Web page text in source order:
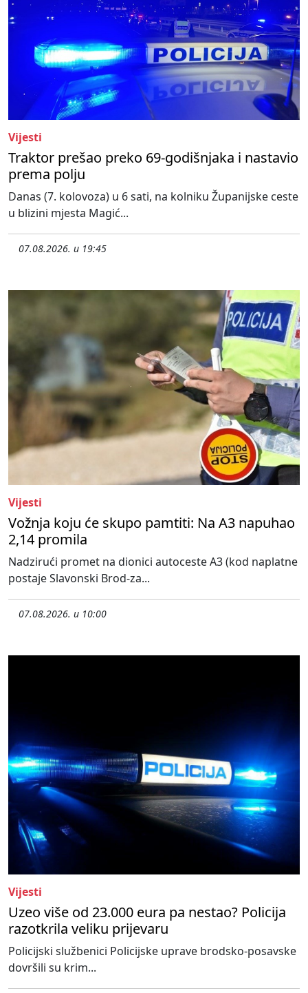
Vijesti
Traktor prešao preko 69-godišnjaka i nastavio
prema polju
Danas (7. kolovoza) u 6 sati, na kolniku Županijske ceste
u blizini mjesta Magić...
07.08.2026. u 19:45
Vijesti
Vožnja koju će skupo pamtiti: Na A3 napuhao
2,14 promila
Nadzirući promet na dionici autoceste A3 (kod naplatne
postaje Slavonski Brod-za...
07.08.2026. u 10:00
Vijesti
Uzeo više od 23.000 eura pa nestao? Policija
razotkrila veliku prijevaru
Policijski službenici Policijske uprave brodsko-posavske
dovršili su krim...